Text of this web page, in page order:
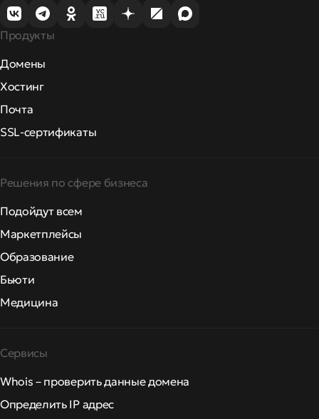
Продукты
Домены
Хостинг
Почта
SSL-сертификаты
Решения по сфере бизнеса
Подойдут всем
Маркетплейсы
Образование
Бьюти
Медицина
Сервисы
Whois – проверить данные домена
Определить IP адрес